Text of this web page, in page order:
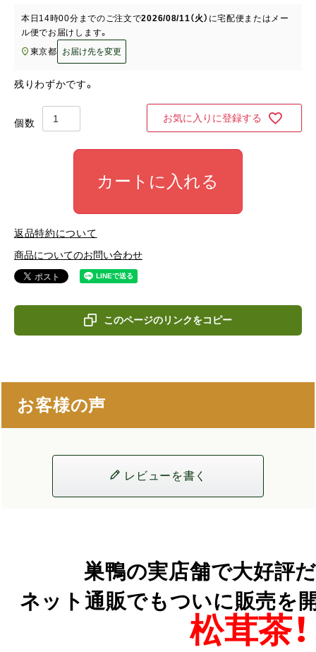
本日 14時00分 までのご注文で2026/08/11（火） に宅配便またはメー
ル便でお届けします。
東京都
お届け先を変更
残りわずかです。
お気に入りに登録する
カートに入れる
返品特約について
商品についてのお問い合わせ
このページのリンクをコピー
お客様の声
レビューを書く
巣鴨の実店舗で大好評
ネット通販でもついに販売を
松茸茶！